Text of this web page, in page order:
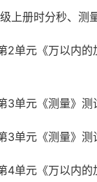
上册时分秒、测
2单元《万以内的
3单元《测量》
3单元《测量》测
4单元《万以内的